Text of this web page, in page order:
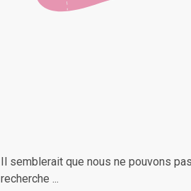
Il semblerait que nous ne pouvons
recherche ...